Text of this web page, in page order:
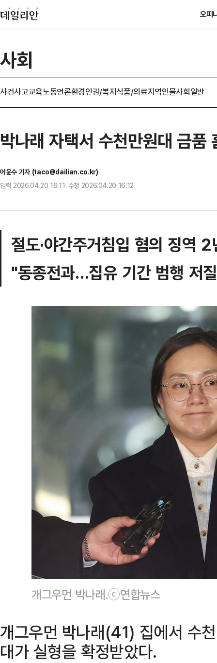
오피
사회
사건사고교육노동언론환경인권/복지식품/의료지역인물사회일반
박나래 자택서 수천만원대 금
어윤수 기자 (taco@dailian.co.kr)
입력 2026.04.20 16:11 수정 2026.04.20 16:12
절도·야간주거침입 혐의 징역 2
"동종전과…집유 기간 범행 저
개그우먼 박나래.ⓒ연합뉴스
개그우먼 박나래(41) 집에서 수
대가 실형을 확정받았다.